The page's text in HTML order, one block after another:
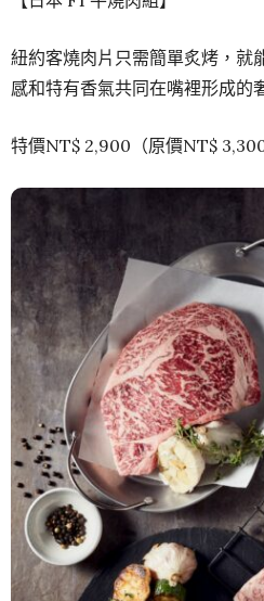
紐約客燒肉片只需簡單炙烤，就
感和特有香氣共同在嘴裡形成的
特價NT$ 2,900（原價NT$ 3,300